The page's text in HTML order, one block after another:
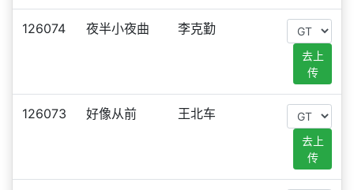
126074 夜半小夜曲 李克勤
去上
传
126073 好像从前 王北车
去上
传